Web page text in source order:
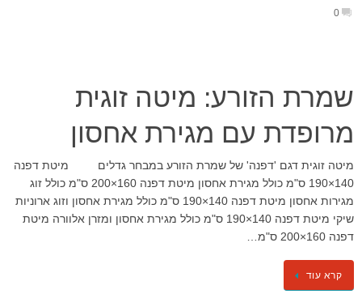
0
שמרת הזורע: מיטה זוגית
מרופדת עם מגירת אחסון
מיטה זוגית דגם 'דפנה' של שמרת הזורע במבחר גדלים מיטת דפנה
140×190 ס"מ כולל מגירת אחסון מיטת דפנה 160×200 ס"מ כולל זוג
מגירות אחסון מיטת דפנה 140×190 ס"מ כולל מגירת אחסון וזוג ארוניות
שיקי מיטת דפנה 140×190 ס"מ כולל מגירת אחסון ומזרן אלוורה מיטת
דפנה 160×200 ס"מ…
קרא עוד